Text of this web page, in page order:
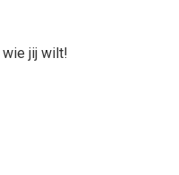
wie jij wilt!